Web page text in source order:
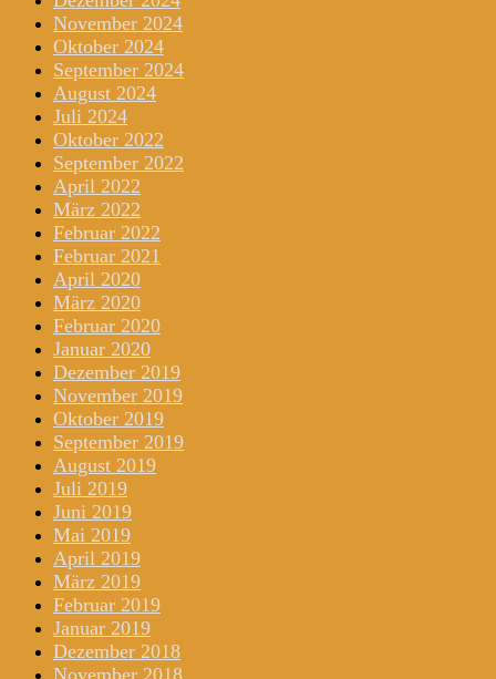
November 2024
Oktober 2024
September 2024
August 2024
Juli 2024
Oktober 2022
September 2022
April 2022
März 2022
Februar 2022
Februar 2021
April 2020
März 2020
Februar 2020
Januar 2020
Dezember 2019
November 2019
Oktober 2019
September 2019
August 2019
Juli 2019
Juni 2019
Mai 2019
April 2019
März 2019
Februar 2019
Januar 2019
Dezember 2018
November 2018